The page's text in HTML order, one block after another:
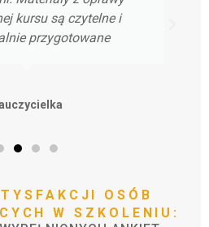
kursu są czytelne i
przygotowane
OSÓB
W
SZKOLENIU: